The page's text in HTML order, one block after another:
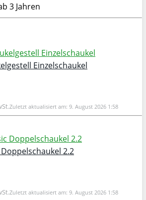
3 Jahren
Einzelschaukel
Zuletzt aktualisiert am: 9. August 2026 1:58
2.2
Zuletzt aktualisiert am: 9. August 2026 1:58